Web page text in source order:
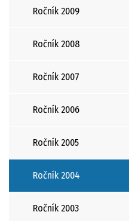
Ročník 2009
Ročník 2008
Ročník 2007
Ročník 2006
Ročník 2005
Ročník 2004
Ročník 2003